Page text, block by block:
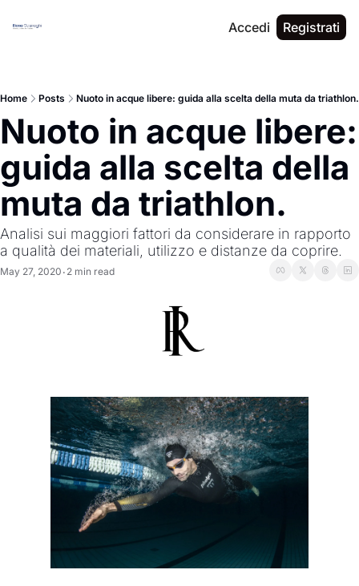
Accedi Registrati
Home Posts Nuoto in acque libere: guida alla scelta della muta da triathlon.
Nuoto in acque libere:
guida alla scelta della
muta da triathlon.
Analisi sui maggiori fattori da considerare in rapporto
a qualità dei materiali, utilizzo e distanze da coprire.
May 27, 2020 • 2 min read